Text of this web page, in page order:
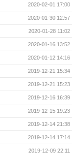
2020-02-01 17:00
2020-01-30 12:57
2020-01-28 11:02
2020-01-16 13:52
2020-01-12 14:16
2019-12-21 15:34
2019-12-21 15:23
2019-12-16 16:39
2019-12-15 19:23
2019-12-14 21:38
2019-12-14 17:14
2019-12-09 22:11